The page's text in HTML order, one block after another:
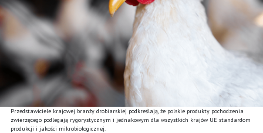
Przedstawiciele krajowej branży drobiarskiej podkreślają, że polskie produkty pochodzenia
zwierzęcego podlegają rygorystycznym i jednakowym dla wszystkich krajów UE standardom
produkcji i jakości mikrobiologicznej.